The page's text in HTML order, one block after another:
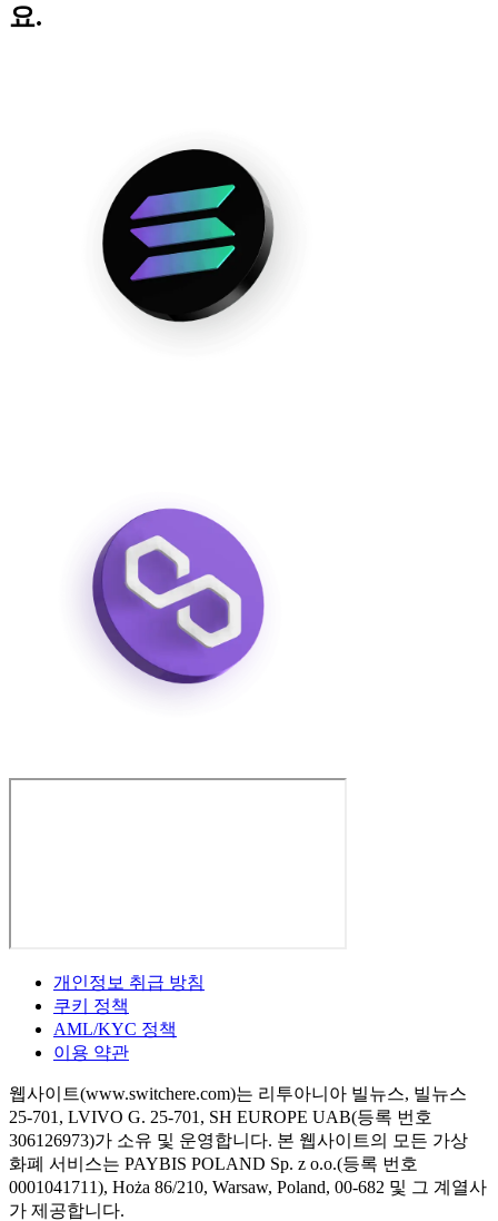
요.
개인정보 취급 방침
쿠키 정책
AML/KYC 정책
이용 약관
웹사이트(www.switchere.com)는 리투아니아 빌뉴스, 빌뉴스
25-701, LVIVO G. 25-701, SH EUROPE UAB(등록 번호
306126973)가 소유 및 운영합니다. 본 웹사이트의 모든 가상
화폐 서비스는 PAYBIS POLAND Sp. z o.o.(등록 번호
0001041711), Hoża 86/210, Warsaw, Poland, 00-682 및 그 계열사
가 제공합니다.